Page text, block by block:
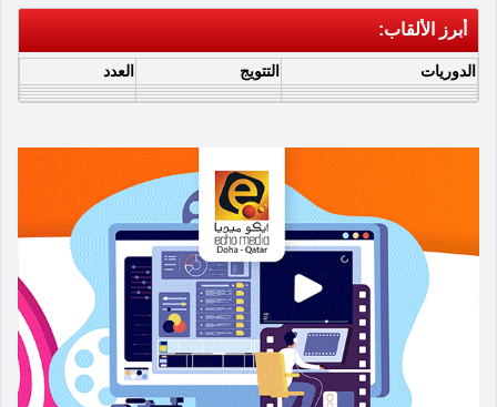
أبرز الألقاب:
الدوريات التتويج العدد